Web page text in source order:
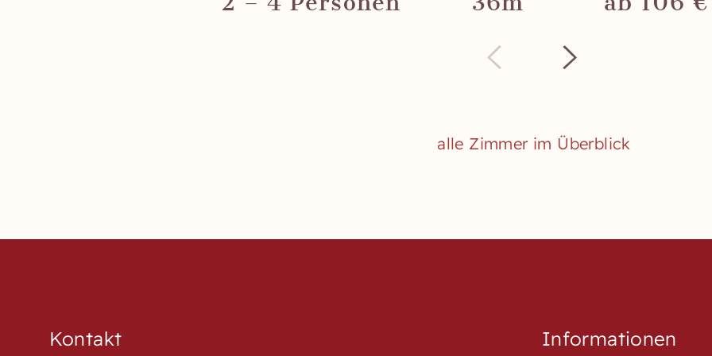
alle Zimmer im Überblick
Kontakt Informationen